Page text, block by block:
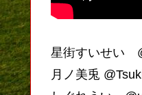
星街すいせい
月ノ美兎